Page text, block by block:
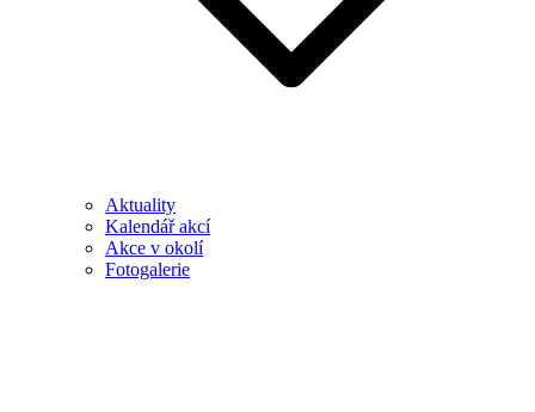
Aktuality
Kalendář akcí
Akce v okolí
Fotogalerie